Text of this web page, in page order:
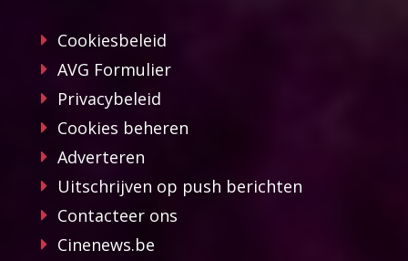
Cookiesbeleid
AVG Formulier
Privacybeleid
Cookies beheren
Adverteren
Uitschrijven op push berichten
Contacteer ons
Cinenews.be